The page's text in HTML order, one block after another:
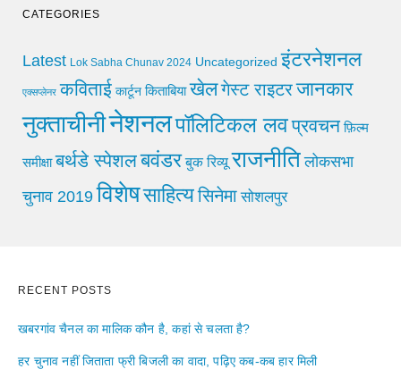
CATEGORIES
Latest Lok Sabha Chunav 2024 Uncategorized इंटरनेशनल
एक्सप्लेनर कविताई कार्टून किताबिया खेलगेस्ट राइटरजानकार
नुक्ताचीनीनेशनलपॉलिटिकल लवप्रवचन फ़िल्म
समीक्षा बर्थडे स्पेशलबवंडर बुक रिव्यू राजनीति लोकसभा
चुनाव 2019 विशेषसाहित्यसिनेमा सोशलपुर
RECENT POSTS
खबरगांव चैनल का मालिक कौन है, कहां से चलता है?
हर चुनाव नहीं जिताता फ्री बिजली का वादा, पढ़िए कब-कब हार मिली